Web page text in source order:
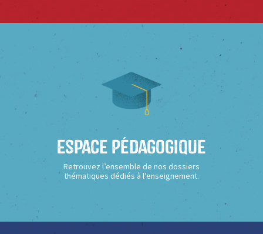
Espace Pédagogique
Retrouvez l’ensemble de nos dossiers
thématiques dédiés à l’enseignement.